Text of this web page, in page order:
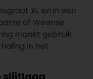
XL en in een
of Weense
maakt gebruik
in het